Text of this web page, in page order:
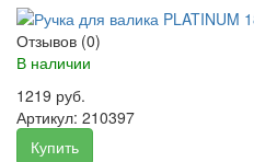
Отзывов (0)
В наличии
1219 руб.
Артикул: 210397
Купить